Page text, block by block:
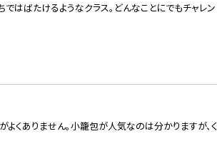
はばたけるようなクラス。どんなことにでもチャレン
くありません。小籠包が人気なのは分かりますが、く